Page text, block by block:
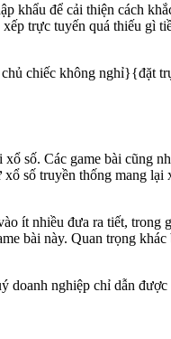
khẩu để cải thiện cách
trực tuyến quá thiếu gì
chiếc không nghỉ}{đặt
số. Các game bài cũng
số truyền thống mang lại
ít nhiều đưa ra tiết, trong
bài này. Quan trọng khác
doanh nghiệp chỉ dẫn